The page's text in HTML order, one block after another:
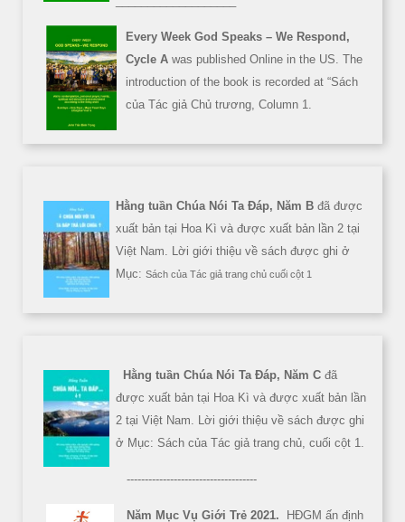
Every Week God Speaks – We Respond,
Cycle A was published Online in the US. The
introduction of the book is recorded at “Sách
của Tác giả Chủ trương, Column 1.
Hằng tuần Chúa Nói Ta Đáp, Năm B đã được
xuất bản tại Hoa Kì và được xuất bản lần 2 tại
Việt Nam. Lời giới thiệu về sách được ghi ở
Mục: Sách của Tác giả trang chủ cuối cột 1
Hằng tuần Chúa Nói Ta Đáp, Năm C đã
được xuất bản tại Hoa Kì và được xuất bản lần
2 tại Việt Nam. Lời giới thiệu về sách được ghi
ở Mục: Sách của Tác giả trang chủ, cuối cột 1.
------------------------------------
Năm Mục Vụ Giới Trẻ 2021. HĐGM ấn định